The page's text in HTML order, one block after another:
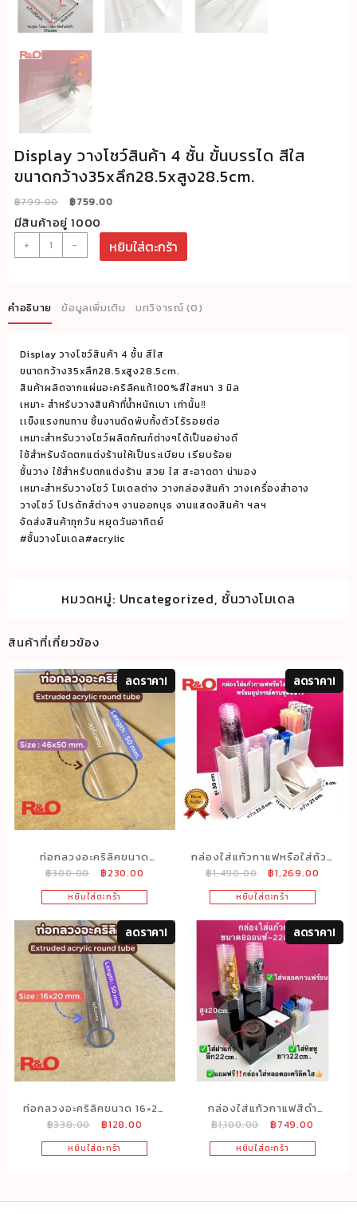
Display วางโชว์สินค้า 4 ชั้น ขั้นบรรได สีใส
ขนาดกว้าง35xลึก28.5xสูง28.5cm.
฿799.00
Original
price
was:
฿799.00.
฿759.00Current
is:
฿759.00.
มีสินค้าอยู่ 1000
+
จำนวน
Display
โชว์
สินค้า
ชั้น
ขั้น
บรร
ได
สีใส
ขนาด
กว้าง35xลึก28.5xสูง28.5cm.
ชิ้น
- หยิบใส่ตะกร้า
คำอธิบาย ข้อมูลเพิ่มเติม บทวิจารณ์ (0)
Display วางโชว์สินค้า 4 ชั้น สีใส
ขนาดกว้าง35xลึก28.5xสูง28.5cm.
สินค้าผลิตจากแผ่นอะคริลิคแท้100%สีใสหนา 3 มิล
เหมาะ สำหรับวางสินค้าที่น้ำหนักเบา เท่านั้น‼️
เเข็งแรงทนทาน ชิ้นงานดัดพับทั้งตัวไร้รอยต่อ
เหมาะสำหรับวางโชว์ผลิตภัณฑ์ต่างๆได้เป็นอย่างดี
ใช้สำหรับจัดตกแต่งร้านให้เป็นระเบียบ เรียบร้อย
ชั้นวาง ใช้สำหรับตกแต่งร้าน สวย ใส สะอาดตา น่ามอง
เหมาะสำหรับวางโชว์ โมเดลต่าง วางกล่องสินค้า วางเครื่องสำอาง
วางโชว์ โปรดักส์ต่างๆ งานออกบุธ งานแสดงสินค้า ฯลฯ
จัดส่งสินค้าทุกวัน หยุดวันอาทิตย์
#ชั้นวางโมเดล#acrylic
หมวดหมู่: Uncategorized, ชั้นวางโมเดล
สินค้าที่เกี่ยวข้อง
ลดราคา!
ท่อกลวงอะคริลิคขนาด
46x50mm ยาว50cm.
฿300.00
Original
price
was:
฿300.00.
฿230.00
price
is:
฿230.00.
หยิบใส่ตะกร้า
ลดราคา!
กล่องใส่แก้วกาแฟหรือใส่ถ้วย
ไอศครีมพร้อมอุปกรณ์ครบชุด
สีขาว
฿1,490.00
Original
price
was:
฿1,490.00.
฿1,269.00
฿
หยิบใส่ตะกร้า
ลดราคา!
ท่อกลวงอะคริลิคขนาด 16×20
mm. ยาว 50 cm.
฿338.00
Original
price
was:
฿128.00
price
is:
หยิบใส่ตะกร้า
ลดราคา!
กล่องใส่แก้วกาแฟสีดำ
รุ่น2ชั้น4ช่องรุ่นมีของแถม
กล่องใส
฿1,100.00
Original
price
was:
฿749.00
price
is:
หยิบใส่ตะกร้า